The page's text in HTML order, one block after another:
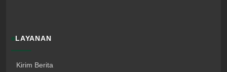
LAYANAN
Kirim Berita